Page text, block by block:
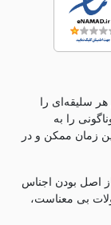
سلیقه‌ای را
را به
زمان ممکن و در
از اصل بودن اجناس
بی معناست،